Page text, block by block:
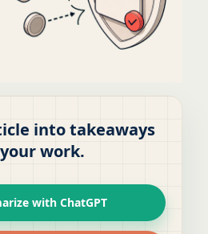
into takeaways
work.
with ChatGPT